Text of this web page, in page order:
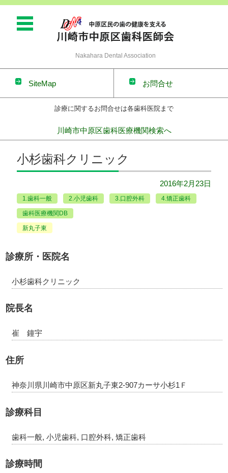
Nakahara Dental Association
SiteMap お問合せ
診療に関するお問合せは各歯科医院まで
川崎市中原区歯科医療機関検索へ
コンテンツに移動
小杉歯科クリニック
2016年2月23日
1.歯科一般 2.小児歯科 3.口腔外科 4.矯正歯科
歯科医療機関DB
新丸子東
診療所・医院名
小杉歯科クリニック
院長名
崔 鐘宇
住所
神奈川県川崎市中原区新丸子東2-907カーサ小杉1Ｆ
診療科目
歯科一般, 小児歯科, 口腔外科, 矯正歯科
診療時間